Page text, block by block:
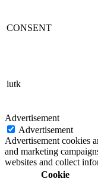
CONSENT
iutk
Advertisement
Advertisement
Advertisement cookies
and marketing
websites and collect
Cookie